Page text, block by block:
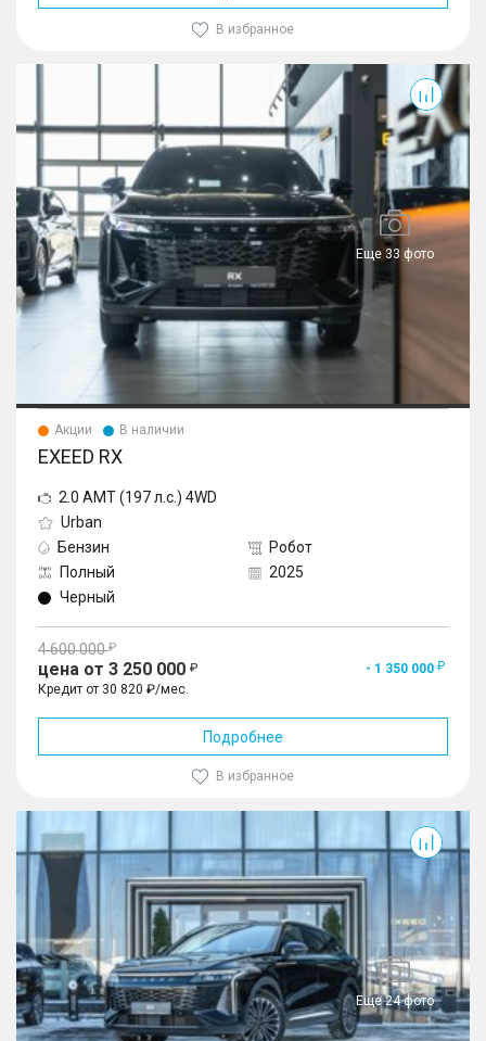
В избранное
Еще 33 фото
Акции В наличии
EXEED RX
2.0 AMT (197 л.с.) 4WD
Urban
Бензин
Робот
Полный
2025
Черный
4 600 000
цена от 3 250 000
- 1 350 000
Кредит от 30 820 ₽/мес.
Подробнее
В избранное
Еще 24 фото